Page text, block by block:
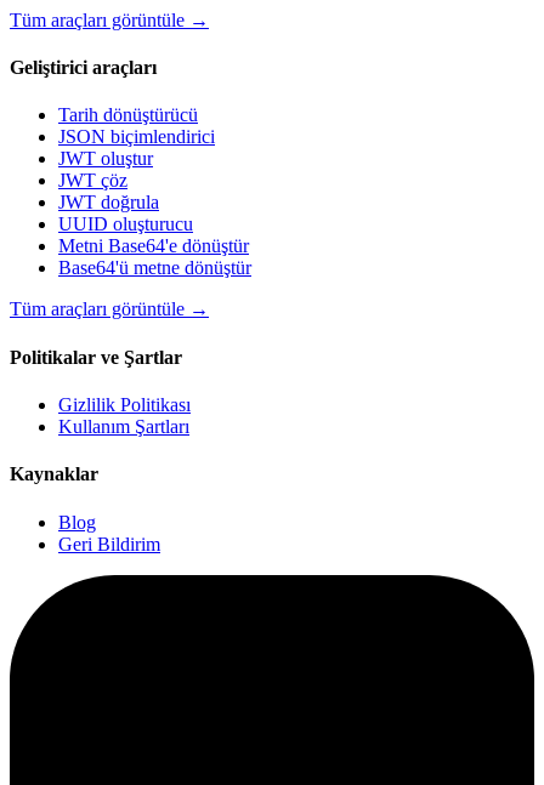
Tüm araçları görüntüle →
Geliştirici araçları
Tarih dönüştürücü
JSON biçimlendirici
JWT oluştur
JWT çöz
JWT doğrula
UUID oluşturucu
Metni Base64'e dönüştür
Base64'ü metne dönüştür
Tüm araçları görüntüle →
Politikalar ve Şartlar
Gizlilik Politikası
Kullanım Şartları
Kaynaklar
Blog
Geri Bildirim